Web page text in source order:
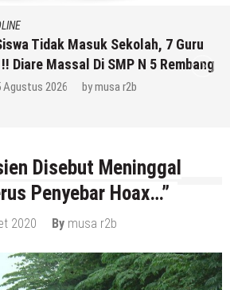
Tidak Masuk Sekolah, 7 Guru
Diare Massal Di SMP N 5 Rembang
Agustus 2026 bymusa r2b
Disebut Meninggal
Penyebar Hoax…”
2020 By musa r2b